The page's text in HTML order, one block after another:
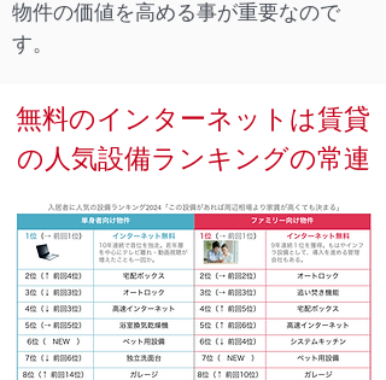
物件の価値を高める事が重要なので
す。
無料のインターネットは賃貸
の人気設備ランキングの常連